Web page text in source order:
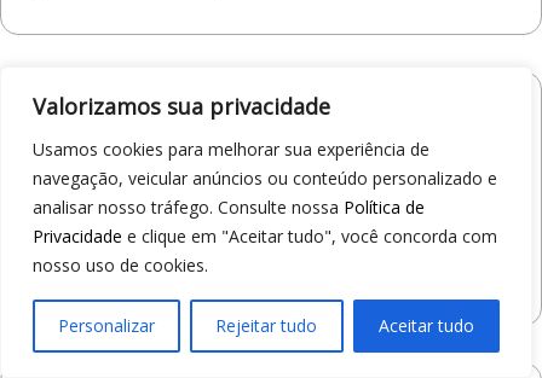
Valorizamos sua privacidade
Usamos cookies para melhorar sua experiência de
navegação, veicular anúncios ou conteúdo personalizado e
analisar nosso tráfego. Consulte nossa Política de
Privacidade e clique em "Aceitar tudo", você concorda com
nosso uso de cookies.
Personalizar Rejeitar tudo Aceitar tudo
Loja 1A99 – Shopping Praça Nova
Av. Carlos Pereira da Silva, 6000 - Jardim Guanabara
Araçatuba/SP
19
97414-5412
COMO CHEGAR